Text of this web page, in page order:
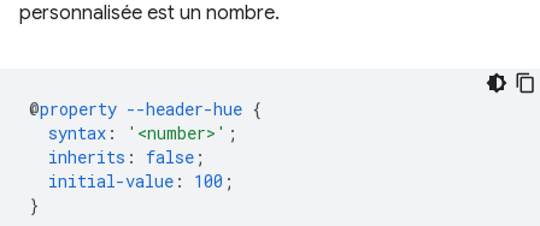
personnalisée est un nombre.
@property --header-hue {
syntax : '<number>' ;
inherits : false ;
initial-value : 100 ;
}